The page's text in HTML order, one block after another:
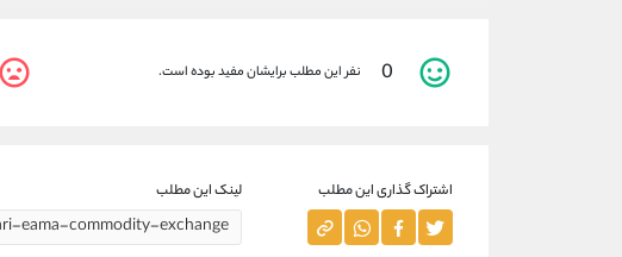
0 نفر این مطلب برایشان مفید بوده است.
اشتراک گذاری این مطلب لینک این مطلب